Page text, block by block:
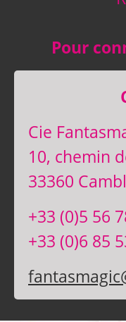
Pour
Cie
10, chemin
33360
+33 (0)5 56
+33 (0)6 85